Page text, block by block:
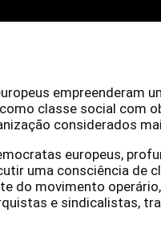
classe social com
considerados
europeus,
uma consciência de
do movimento
e